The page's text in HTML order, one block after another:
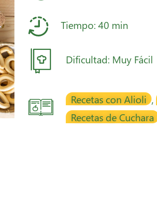
Tiempo: 40 min
Dificultad: Muy Fácil
Recetas con Alioli ,
Recetas de Cuchara